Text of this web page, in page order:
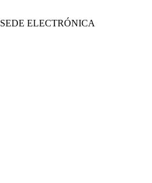
SEDE ELECTRÓNICA